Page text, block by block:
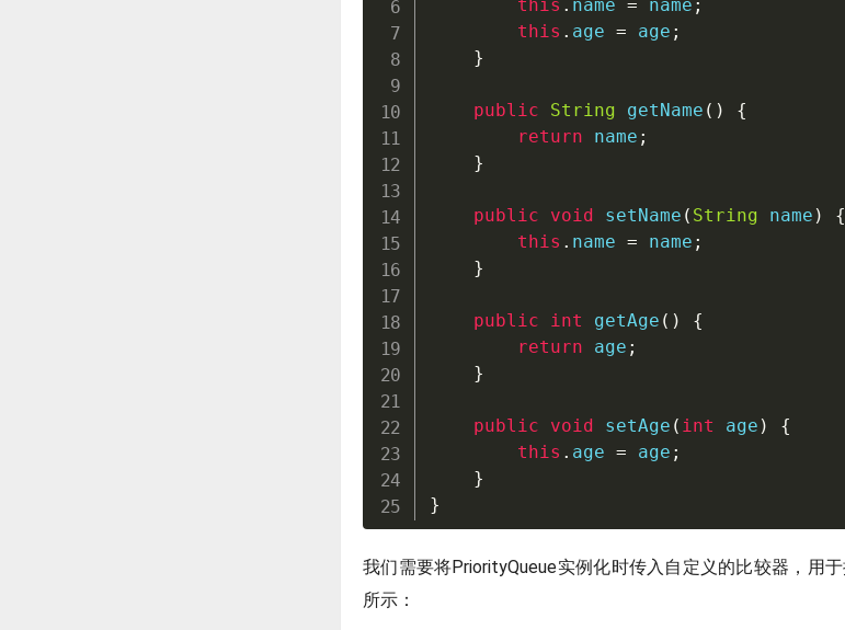
this . name = name ;
this . age = age ;
}
public String getName ( )
{
return name ;
}
public void setName ( String name )
{
this . name = name ;
}
public int getAge ( )
{
return age ;
}
public void setAge ( int age )
{
this . age = age ;
}
}
我们需要将PriorityQueue实例化时传入自定义的比较器，用
所示：